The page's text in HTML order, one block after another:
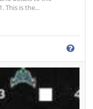
This is the...